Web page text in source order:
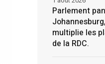
Parlement
multiplie les
de la RDC.